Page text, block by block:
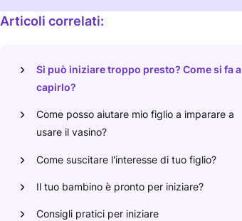
Articoli correlati:
Si può iniziare troppo presto? Come si fa a
capirlo?
Come posso aiutare mio figlio a imparare a
usare il vasino?
Come suscitare l'interesse di tuo figlio?
Il tuo bambino è pronto per iniziare?
Consigli pratici per iniziare